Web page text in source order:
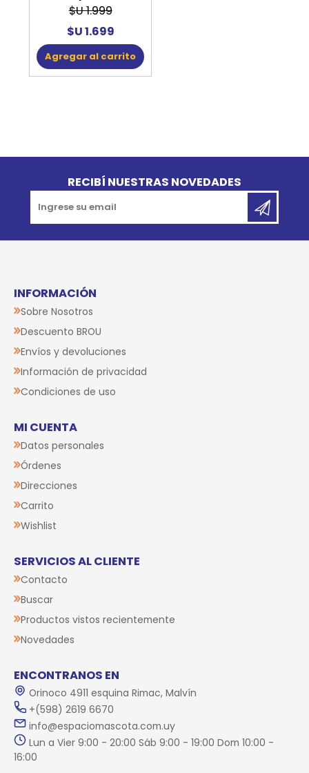
$U 1.999
$U 1.699
Agregar al carrito
RECIBÍ NUESTRAS NOVEDADES
INFORMACIÓN
Sobre Nosotros
Descuento BROU
Envíos y devoluciones
Información de privacidad
Condiciones de uso
MI CUENTA
Datos personales
Órdenes
Direcciones
Carrito
Wishlist
SERVICIOS AL CLIENTE
Contacto
Buscar
Productos vistos recientemente
Novedades
ENCONTRANOS EN
Orinoco 4911 esquina Rimac, Malvín
+(598) 2619 6670
info@espaciomascota.com.uy
Lun a Vier 9:00 - 20:00 Sáb 9:00 - 19:00 Dom 10:00 -
16:00